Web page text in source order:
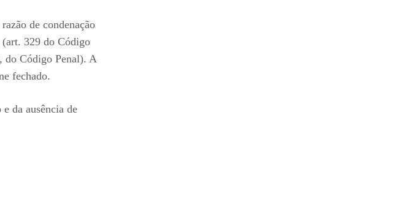
de condenação
329 do Código
do Código Penal). A
fechado.
da ausência de